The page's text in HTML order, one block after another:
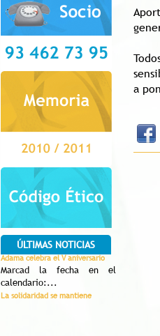
a
ÚLTIMAS NOTICIAS
Adama celebra el V aniversario
Marcad la fecha en el
calendario:...
La solidaridad se mantiene